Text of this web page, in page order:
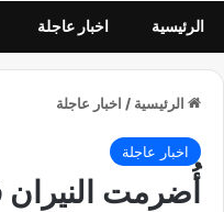
الرئيسية اخبار عاجلة
الرئيسية / اخبار عاجلة
اخبار عاجلة
أُضرمت النيران